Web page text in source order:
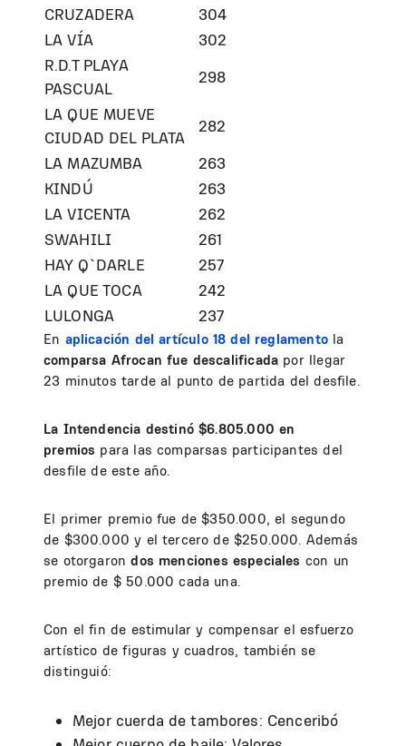
CRUZADERA
304
LA VÍA
302
R.D.T PLAYA
PASCUAL
298
LA QUE MUEVE
CIUDAD DEL PLATA
282
LA MAZUMBA
263
KINDÚ
263
LA VICENTA
262
SWAHILI
261
HAY Q`DARLE
257
LA QUE TOCA
242
LULONGA
237
En aplicación del artículo 18 del reglamentola
comparsa Afrocan fue descalificada por llegar
23 minutos tarde al punto de partida del desfile.
La Intendencia destinó $6.805.000 en
premios para las comparsas participantes del
desfile de este año.
El primer premio fue de $350.000, el segundo
de $300.000 y el tercero de $250.000. Además
se otorgarondos menciones especiales con un
premio de $ 50.000 cada una.
Con el fin de estimular y compensar el esfuerzo
artístico de figuras y cuadros, también se
distinguió:
Mejor cuerda de tambores: Cenceribó